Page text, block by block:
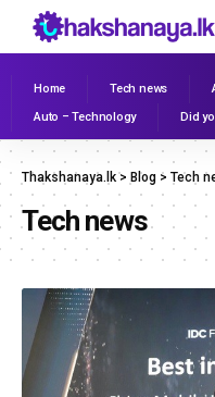
Home Tech news
Auto – Technology
Did
Thakshanaya.lk> Blog > Tech
Tech news